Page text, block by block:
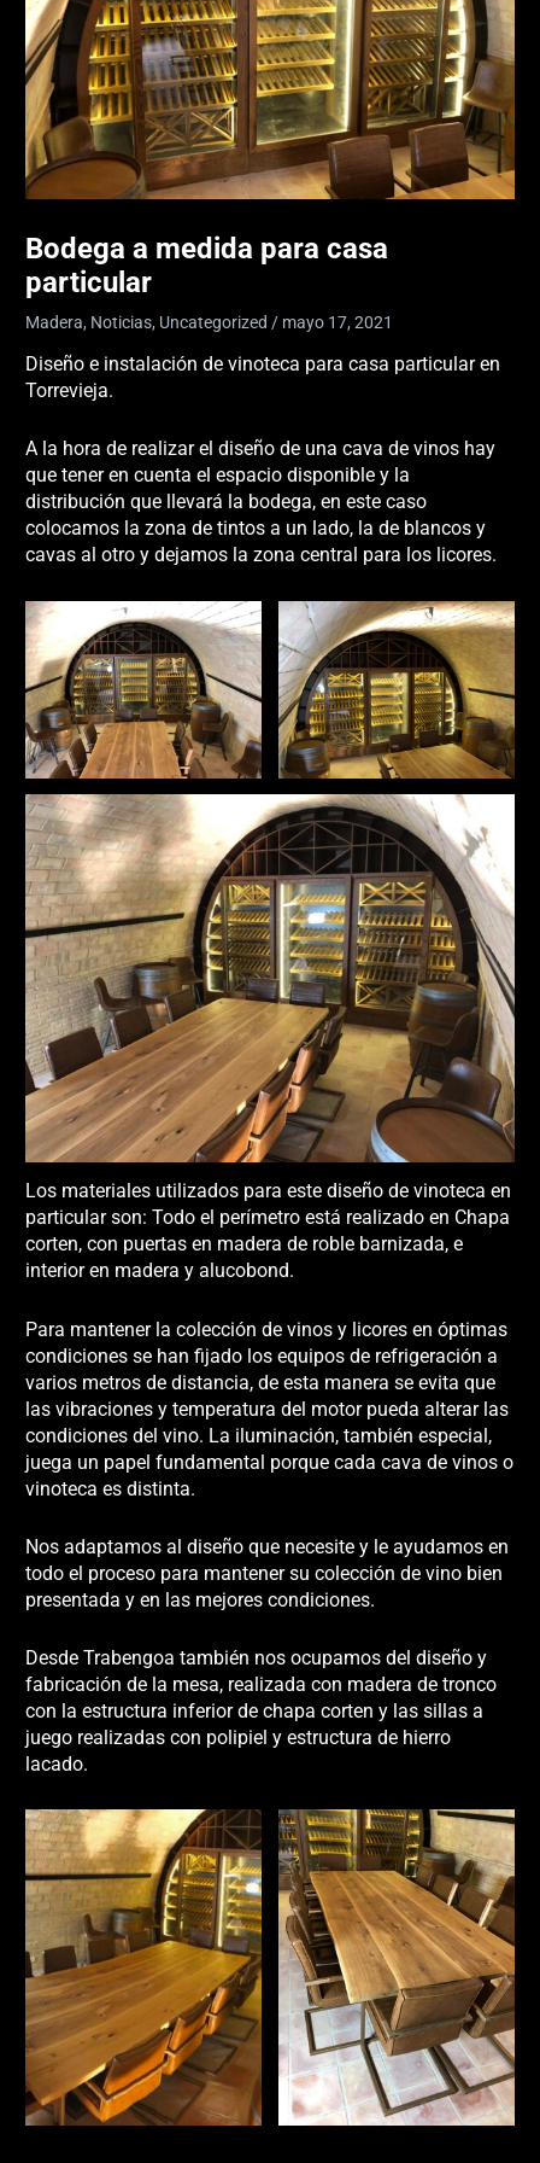
Bodega a medida para casa
particular
Madera, Noticias, Uncategorized / mayo 17, 2021
Diseño e instalación de vinoteca para casa particular en
Torrevieja.
A la hora de realizar el diseño de una cava de vinos hay
que tener en cuenta el espacio disponible y la
distribución que llevará la bodega, en este caso
colocamos la zona de tintos a un lado, la de blancos y
cavas al otro y dejamos la zona central para los licores.
Los materiales utilizados para este diseño de vinoteca en
particular son: Todo el perímetro está realizado en Chapa
corten, con puertas en madera de roble barnizada, e
interior en madera y alucobond.
Para mantener la colección de vinos y licores en óptimas
condiciones se han fijado los equipos de refrigeración a
varios metros de distancia, de esta manera se evita que
las vibraciones y temperatura del motor pueda alterar las
condiciones del vino. La iluminación, también especial,
juega un papel fundamental porque cada cava de vinos o
vinoteca es distinta.
Nos adaptamos al diseño que necesite y le ayudamos en
todo el proceso para mantener su colección de vino bien
presentada y en las mejores condiciones.
Desde Trabengoa también nos ocupamos del diseño y
fabricación de la mesa, realizada con madera de tronco
con la estructura inferior de chapa corten y las sillas a
juego realizadas con polipiel y estructura de hierro
lacado.